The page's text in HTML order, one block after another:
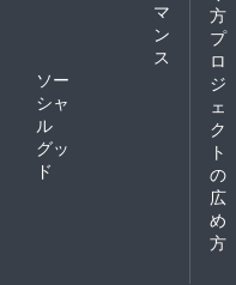
マ
ン
ス
ソー
シャ
ル
グッ
ド
方
プ
ロ
ジ
ェ
ク
ト
の
広
め
方